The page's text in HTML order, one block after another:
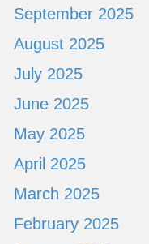
September 2025
August 2025
July 2025
June 2025
May 2025
April 2025
March 2025
February 2025